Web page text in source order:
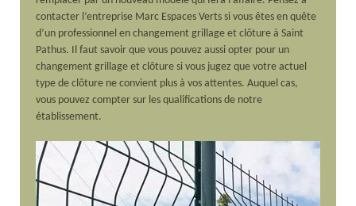
contacter l’entreprise Marc Espaces Verts si vous êtes en quête
d’un professionnel en changement grillage et clôture à Saint
Pathus. Il faut savoir que vous pouvez aussi opter pour un
changement grillage et clôture si vous jugez que votre actuel
type de clôture ne convient plus à vos attentes. Auquel cas,
vous pouvez compter sur les qualifications de notre
établissement.